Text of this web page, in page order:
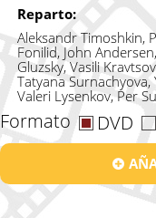
Reparto:
Aleksandr Timoshkin,
Fonilid, John
Gluzsky, Vasili
Tatyana Surnachyova,
Valeri Lysenkov, Per
Formato DVD